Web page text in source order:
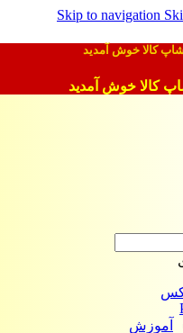
Skip to navigation
کالا خوش آمدید
کالا خوش آمدید
آموزش